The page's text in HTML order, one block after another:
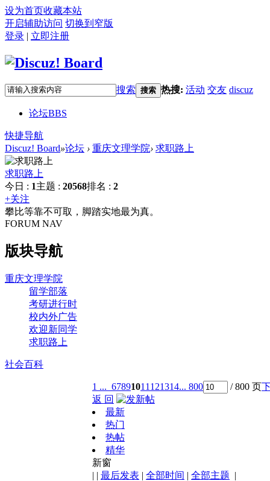
设为首页收藏本站
开启辅助访问 切换到窄版
登录 | 立即注册
搜索 搜索 热搜: 活动 交友 discuz
论坛BBS
快捷导航
Discuz! Board»论坛 › 重庆文理学院› 求职路上
求职路上
今日 : 1主题 : 20568排名 : 2
+关注
攀比等靠不可取，脚踏实地最为真。
FORUM NAV
版块导航
重庆文理学院
留学部落
考研进行时
校内外广告
欢迎新同学
求职路上
社会百科
1 ... 67891011 121314... 800 / 800 页
返 回
最新
热门
热帖
精华
新窗
| | 最后发表 | 全部时间 | 全部主题 |